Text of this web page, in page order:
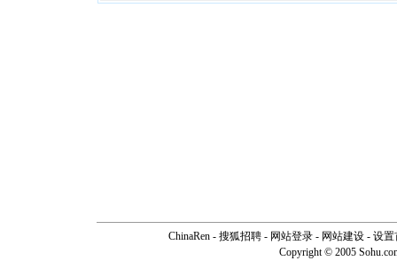
ChinaRen - 搜狐招聘 - 网站登录 - 网站建设 - 设置
Copyright © 2005